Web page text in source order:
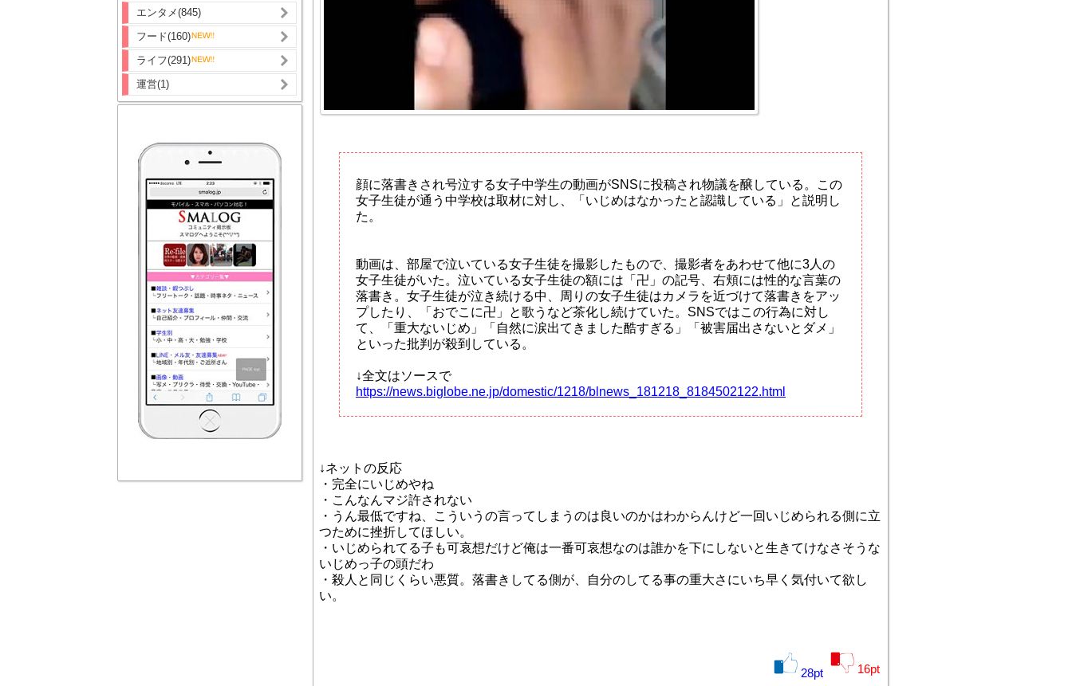
エンタメ(845)
フード(160)
ライフ(291)
運営(1)
顔に落書きされ号泣する女子中学生の動画がSNSに投稿され物議を醸している。この
女子生徒が通う中学校は取材に対し、「いじめはなかったと認識している」と説明し
た。
動画は、部屋で泣いている女子生徒を撮影したもので、撮影者をあわせて他に3人の
女子生徒がいた。泣いている女子生徒の額には「卍」の記号、右頬には性的な言葉の
落書き。女子生徒が泣き続ける中、周りの女子生徒はカメラを近づけて落書きをアッ
プしたり、「おでこに卍」と歌うなど茶化し続けていた。SNSではこの行為に対し
て、「重大ないじめ」「自然に涙出てきました酷すぎる」「被害届出さないとダメ」
といった批判が殺到している。
↓全文はソースで
https://news.biglobe.ne.jp/domestic/1218/blnews_181218_8184502122.html
↓ネットの反応
・完全にいじめやね
・こんなんマジ許されない
・うん最低ですね、こういうの言ってしまうのは良いのかはわからんけど一回いじめられる側に立
つために挫折してほしい。
・いじめられてる子も可哀想だけど俺は一番可哀想なのは誰かを下にしないと生きてけなさそうな
いじめっ子の頭だわ
・殺人と同じくらい悪質。落書きしてる側が、自分のしてる事の重大さにいち早く気付いて欲し
い。
28pt 16pt